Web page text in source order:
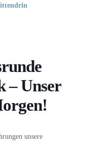
– Unser
unsere